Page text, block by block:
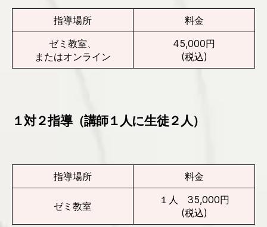
指導場所
料金
ゼミ教室、
またはオンライン
45,000円
(税込)
１対２指導（講師１人に生徒２人）
指導場所 料金
ゼミ教室
１人 35,000円
(税込)